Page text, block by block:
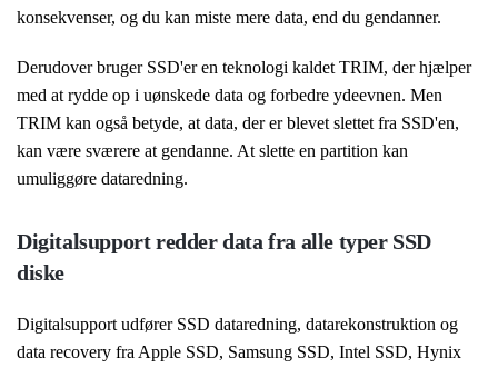
konsekvenser, og du kan miste mere data, end du gendanner.
Derudover bruger SSD'er en teknologi kaldet TRIM, der hjælper
med at rydde op i uønskede data og forbedre ydeevnen. Men
TRIM kan også betyde, at data, der er blevet slettet fra SSD'en,
kan være sværere at gendanne. At slette en partition kan
umuliggøre dataredning.
Digitalsupport redder data fra alle typer SSD
diske
Digitalsupport udfører SSD dataredning, datarekonstruktion og
data recovery fra Apple SSD, Samsung SSD, Intel SSD, Hynix